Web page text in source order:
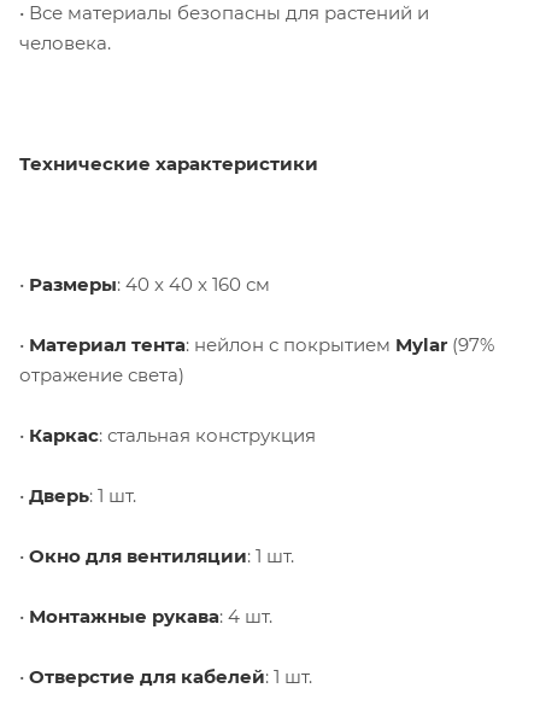
• Все материалы безопасны для растений и
человека.
Технические характеристики
• Размеры: 40 x 40 x 160 см
• Материал тента: нейлон с покрытием Mylar (97%
отражение света)
• Каркас: стальная конструкция
• Дверь: 1 шт.
• Окно для вентиляции: 1 шт.
• Монтажные рукава: 4 шт.
• Отверстие для кабелей: 1 шт.